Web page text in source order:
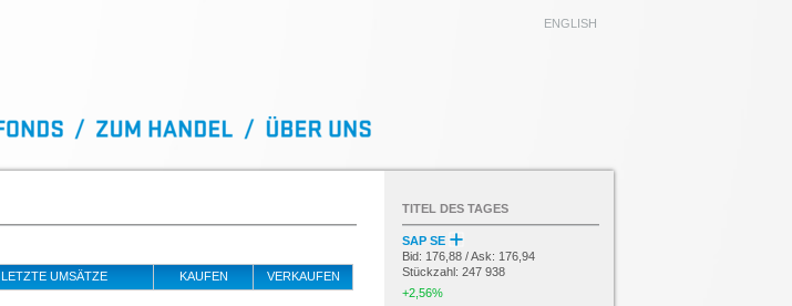
ENGLISH
LETZTE UMSÄTZE KAUFEN VERKAUFEN
TITEL DES TAGES
SAP SE
Bid: 176,88 / Ask: 176,94
Stückzahl: 247 938
+2,56%